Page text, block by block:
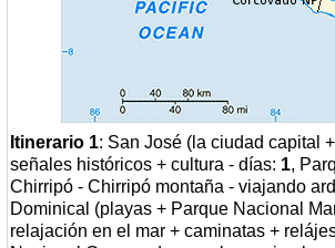
Itinerario 1: San José (la ciudad capital
señales históricos + cultura - días: 1,
Chirripó - Chirripó montaña - viajando
Dominical (playas + Parque Nacional
relajación en el mar + caminatas +